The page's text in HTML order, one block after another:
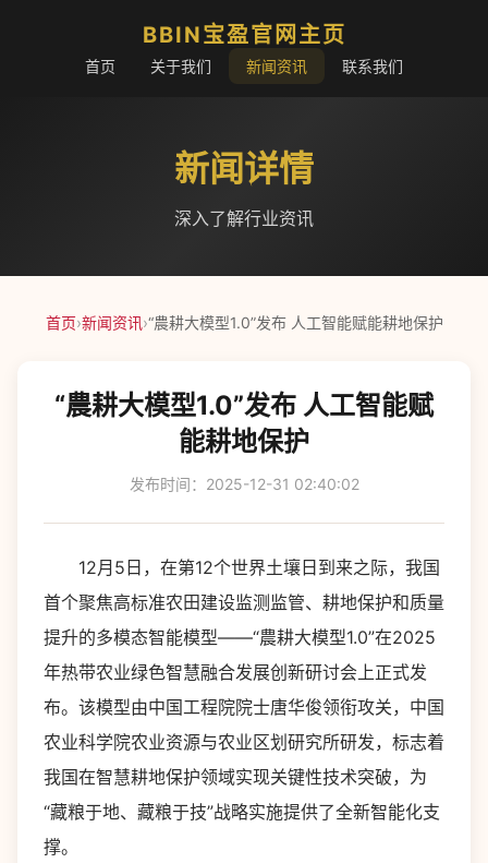
BBIN宝盈官网主页
首页 关于我们 新闻资讯 联系我们
新闻详情
深入了解行业资讯
首页›新闻资讯›“農耕大模型1.0”发布 人工智能赋能耕地保护
“農耕大模型1.0”发布 人工智能赋
能耕地保护
发布时间：2025-12-31 02:40:02
12月5日，在第12个世界土壤日到来之际，我国
首个聚焦高标准农田建设监测监管、耕地保护和质量
提升的多模态智能模型——“農耕大模型1.0”在2025
年热带农业绿色智慧融合发展创新研讨会上正式发
布。该模型由中国工程院院士唐华俊领衔攻关，中国
农业科学院农业资源与农业区划研究所研发，标志着
我国在智慧耕地保护领域实现关键性技术突破，为
“藏粮于地、藏粮于技”战略实施提供了全新智能化支
撑。